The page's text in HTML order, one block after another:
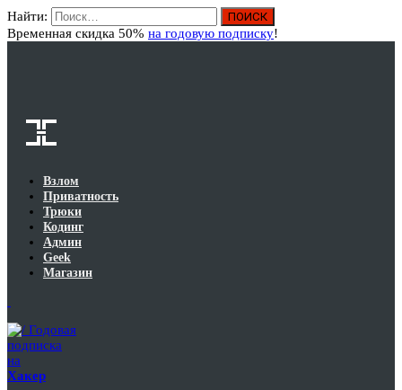
Найти:
Временная скидка 50% на годовую подписку!
Взлом
Приватность
Трюки
Кодинг
Админ
Geek
Магазин
Годовая
подписка
на
Хакер